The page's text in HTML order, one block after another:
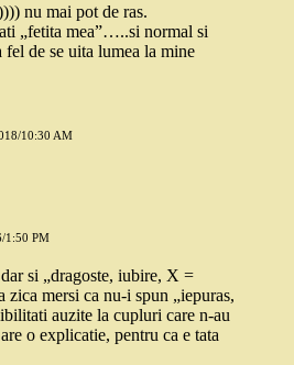
nu mai pot de ras.
„fetita mea”…..si normal si
de se uita lumea la mine
10:30 AM
1:50 PM
si „dragoste, iubire, X =
zica mersi ca nu-i spun „iepuras,
auzite la cupluri care n-au
o explicatie, pentru ca e tata